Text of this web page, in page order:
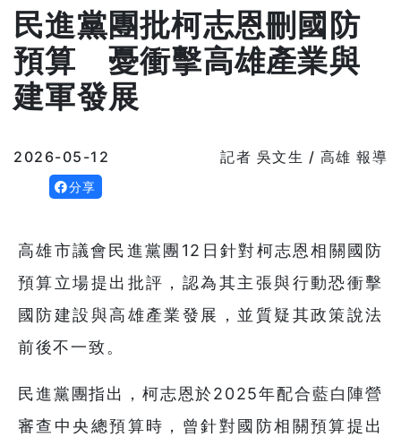
民進黨團批柯志恩刪國防
預算 憂衝擊高雄產業與
建軍發展
2026-05-12 記者 吳文生 / 高雄 報導
分享
高雄市議會民進黨團12日針對柯志恩相關國防
預算立場提出批評，認為其主張與行動恐衝擊
國防建設與高雄產業發展，並質疑其政策說法
前後不一致。
民進黨團指出，柯志恩於2025年配合藍白陣營
審查中央總預算時，曾針對國防相關預算提出